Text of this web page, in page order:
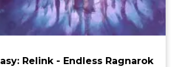
Relink - Endless Ragnarok